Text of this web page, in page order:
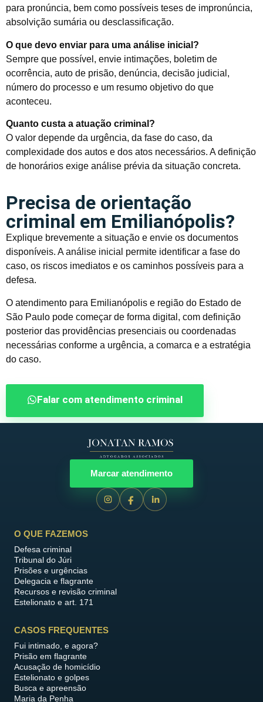
para pronúncia, bem como possíveis teses de impronúncia,
absolvição sumária ou desclassificação.
O que devo enviar para uma análise inicial?
Sempre que possível, envie intimações, boletim de
ocorrência, auto de prisão, denúncia, decisão judicial,
número do processo e um resumo objetivo do que
aconteceu.
Quanto custa a atuação criminal?
O valor depende da urgência, da fase do caso, da
complexidade dos autos e dos atos necessários. A definição
de honorários exige análise prévia da situação concreta.
Precisa de orientação
criminal em Emilianópolis?
Explique brevemente a situação e envie os documentos
disponíveis. A análise inicial permite identificar a fase do
caso, os riscos imediatos e os caminhos possíveis para a
defesa.
O atendimento para Emilianópolis e região do Estado de
São Paulo pode começar de forma digital, com definição
posterior das providências presenciais ou coordenadas
necessárias conforme a urgência, a comarca e a estratégia
do caso.
Falar com atendimento criminal
Marcar atendimento
O QUE FAZEMOS
Defesa criminal
Tribunal do Júri
Prisões e urgências
Delegacia e flagrante
Recursos e revisão criminal
Estelionato e art. 171
CASOS FREQUENTES
Fui intimado, e agora?
Prisão em flagrante
Acusação de homicídio
Estelionato e golpes
Busca e apreensão
Maria da Penha